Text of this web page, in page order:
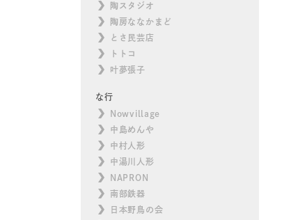
陶スタジオ
陶房ななかまど
とさ民芸店
トトコ
叶夢張子
な行
Nowvillage
中島めんや
中村人形
中湯川人形
NAPRON
南部鉄器
日本野鳥の会